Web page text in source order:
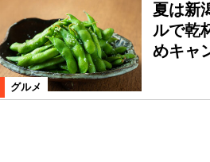
グルメ
夏は新
ルで乾
めキャ